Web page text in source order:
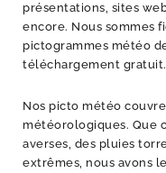
présentations, sites
encore. Nous sommes
pictogrammes météo
téléchargement gratuit.
Nos picto météo
météorologiques. Que
averses, des pluies
extrêmes, nous avons